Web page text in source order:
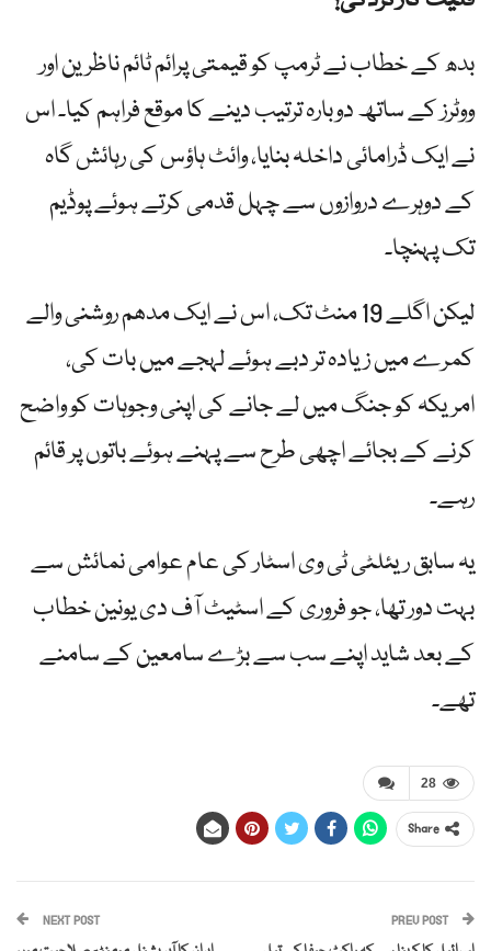
بدھ کے خطاب نے ٹرمپ کو قیمتی پرائم ٹائم ناظرین اور
ووٹرز کے ساتھ دوبارہ ترتیب دینے کا موقع فراہم کیا۔ اس
نے ایک ڈرامائی داخلہ بنایا، وائٹ ہاؤس کی رہائش گاہ
کے دوہرے دروازوں سے چہل قدمی کرتے ہوئے پوڈیم
تک پہنچا۔
لیکن اگلے 19 منٹ تک، اس نے ایک مدھم روشنی والے
کمرے میں زیادہ تر دبے ہوئے لہجے میں بات کی،
امریکہ کو جنگ میں لے جانے کی اپنی وجوہات کو واضح
کرنے کے بجائے اچھی طرح سے پہنے ہوئے باتوں پر قائم
رہے۔
یہ سابق ریئلٹی ٹی وی اسٹار کی عام عوامی نمائش سے
بہت دور تھا، جو فروری کے اسٹیٹ آف دی یونین خطاب
کے بعد شاید اپنے سب سے بڑے سامعین کے سامنے
تھے۔
28
Share
PREV POST
NEXT POST